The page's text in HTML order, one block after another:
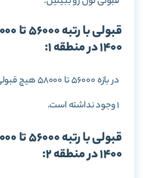
1400 در منطقه 1:
در بازه 56000
1 وجود نداشته است.
1400 در منطقه 2: